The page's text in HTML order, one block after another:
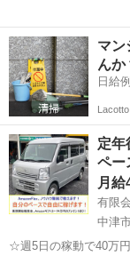
マン
ん
Lacotto
定
ペー
月給
有限
中津
☆週5日の稼動で40万